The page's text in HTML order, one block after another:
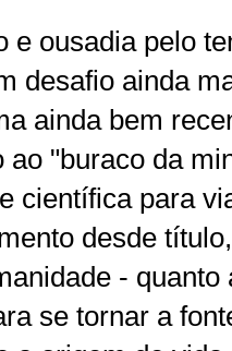
e ousadia pelo
desafio ainda
ainda bem
ao "buraco da
científica para
desde
-
se tornar a